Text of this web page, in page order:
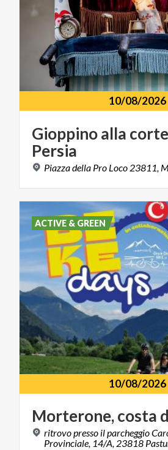
10/08/2026
Gioppinoalla corte
Persia
Piazzadella Pro Loco 23811,
10/08/2026
Morterone,costa
ritrovo presso il parcheggio
Provinciale, 14/A, 23818
ACTIVE & GREEN